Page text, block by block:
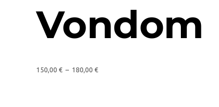
Vondom
150,00 € – 180,00 €